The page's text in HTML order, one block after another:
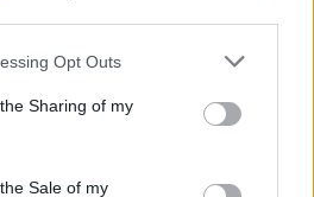
app uses one or more Google
usage behaviour. You may click to
and its third-party tags to
purposes in below Google
Opt Outs
Sharing of my
Sale of my